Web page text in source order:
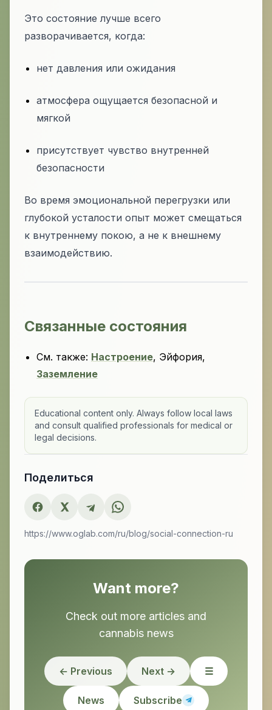
Это состояние лучше всего
разворачивается, когда:
нет давления или ожидания
атмосфера ощущается безопасной и
мягкой
присутствует чувство внутренней
безопасности
Во время эмоциональной перегрузки или
глубокой усталости опыт может смещаться
к внутреннему покою, а не к внешнему
взаимодействию.
Связанные состояния
См. также: Настроение, Эйфория,
Заземление
Educational content only. Always follow local laws
and consult qualified professionals for medical or
legal decisions.
Поделиться
https://www.oglab.com/ru/blog/social-connection-ru
Want more?
Check out more articles and
cannabis news
← Previous Next → ☰
News Subscribe